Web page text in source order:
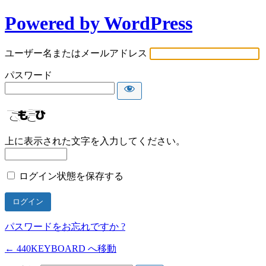
Powered by WordPress
ユーザー名またはメールアドレス
パスワード
上に表示された文字を入力してください。
ログイン状態を保存する
パスワードをお忘れですか ?
← 440KEYBOARD へ移動